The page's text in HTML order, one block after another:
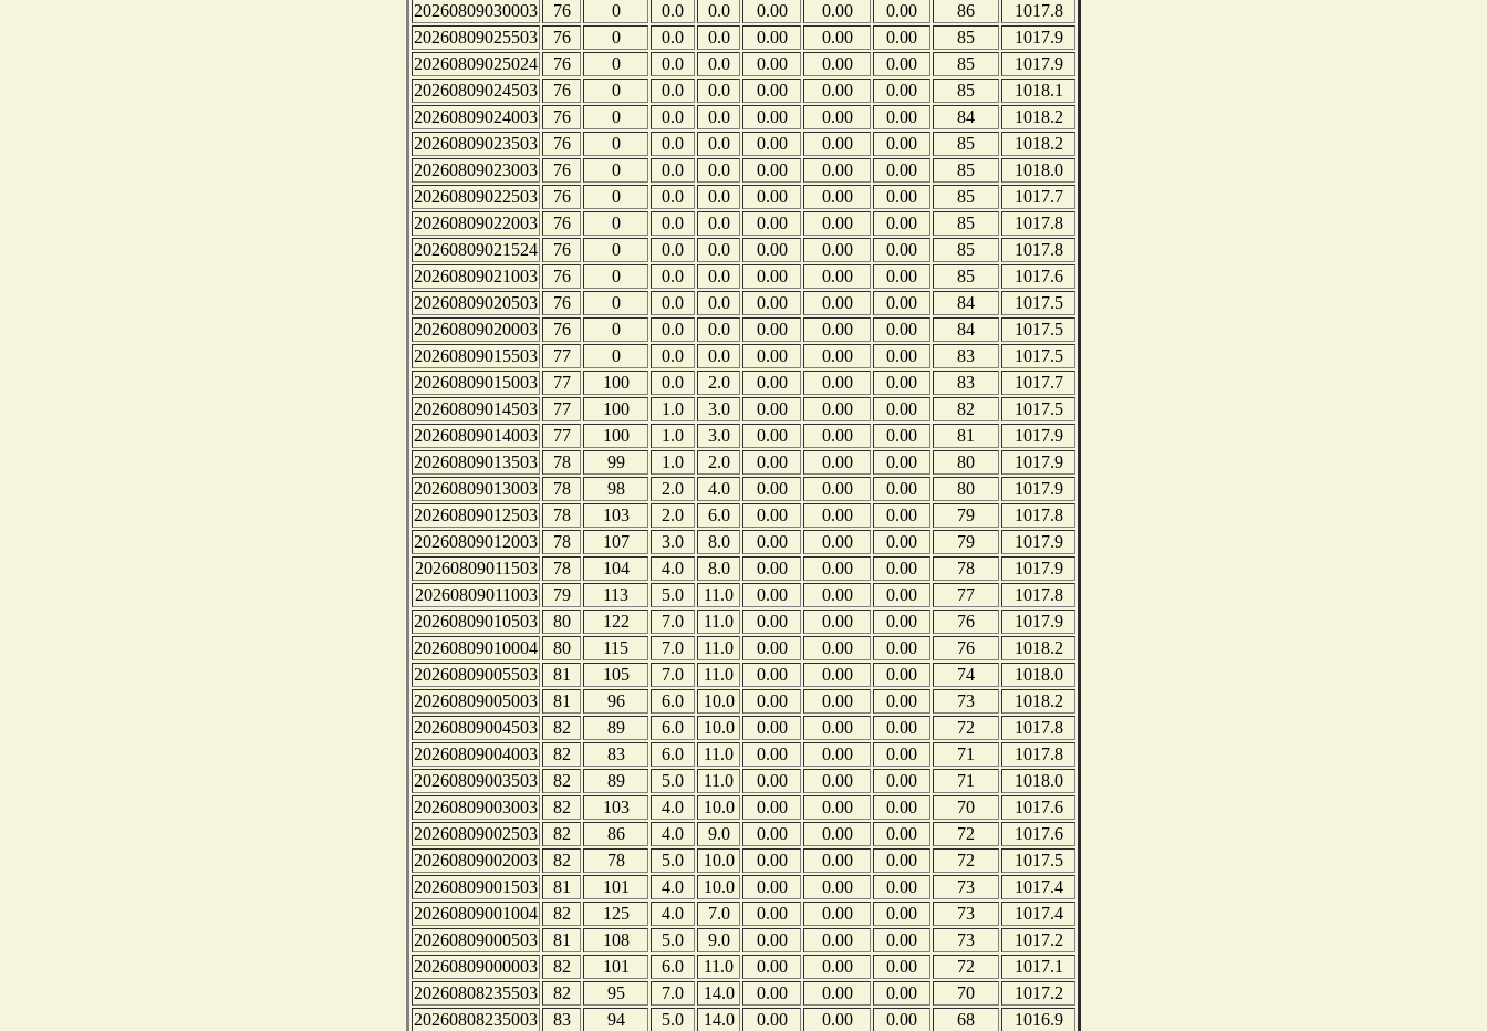
20260809030003
76 0 0.0 0.0 0.00 0.00 0.00 86
1017.8
20260809025503
76 0 0.0 0.0 0.00 0.00 0.00 85
1017.9
20260809025024
76 0 0.0 0.0 0.00 0.00 0.00 85
1017.9
20260809024503
76 0 0.0 0.0 0.00 0.00 0.00 85
1018.1
20260809024003
76 0 0.0 0.0 0.00 0.00 0.00 84
1018.2
20260809023503
76 0 0.0 0.0 0.00 0.00 0.00 85
1018.2
20260809023003
76 0 0.0 0.0 0.00 0.00 0.00 85
1018.0
20260809022503
76 0 0.0 0.0 0.00 0.00 0.00 85
1017.7
20260809022003
76 0 0.0 0.0 0.00 0.00 0.00 85
1017.8
20260809021524
76 0 0.0 0.0 0.00 0.00 0.00 85
1017.8
20260809021003
76 0 0.0 0.0 0.00 0.00 0.00 85
1017.6
20260809020503
76 0 0.0 0.0 0.00 0.00 0.00 84
1017.5
20260809020003
76 0 0.0 0.0 0.00 0.00 0.00 84
1017.5
20260809015503
77 0 0.0 0.0 0.00 0.00 0.00 83
1017.5
20260809015003
77 100 0.0 2.0 0.00 0.00 0.00 83
1017.7
20260809014503
77 100 1.0 3.0 0.00 0.00 0.00 82
1017.5
20260809014003
77 100 1.0 3.0 0.00 0.00 0.00 81
1017.9
20260809013503
78 99 1.0 2.0 0.00 0.00 0.00 80
1017.9
20260809013003
78 98 2.0 4.0 0.00 0.00 0.00 80
1017.9
20260809012503
78 103 2.0 6.0 0.00 0.00 0.00 79
1017.8
20260809012003
78 107 3.0 8.0 0.00 0.00 0.00 79
1017.9
20260809011503
78 104 4.0 8.0 0.00 0.00 0.00 78
1017.9
20260809011003
79 113 5.0 11.0 0.00 0.00 0.00 77
1017.8
20260809010503
80 122 7.0 11.0 0.00 0.00 0.00 76
1017.9
20260809010004
80 115 7.0 11.0 0.00 0.00 0.00 76
1018.2
20260809005503
81 105 7.0 11.0 0.00 0.00 0.00 74
1018.0
20260809005003
81 96 6.0 10.0 0.00 0.00 0.00 73
1018.2
20260809004503
82 89 6.0 10.0 0.00 0.00 0.00 72
1017.8
20260809004003
82 83 6.0 11.0 0.00 0.00 0.00 71
1017.8
20260809003503
82 89 5.0 11.0 0.00 0.00 0.00 71
1018.0
20260809003003
82 103 4.0 10.0 0.00 0.00 0.00 70
1017.6
20260809002503
82 86 4.0 9.0 0.00 0.00 0.00 72
1017.6
20260809002003
82 78 5.0 10.0 0.00 0.00 0.00 72
1017.5
20260809001503
81 101 4.0 10.0 0.00 0.00 0.00 73
1017.4
20260809001004
82 125 4.0 7.0 0.00 0.00 0.00 73
1017.4
20260809000503
81 108 5.0 9.0 0.00 0.00 0.00 73
1017.2
20260809000003
82 101 6.0 11.0 0.00 0.00 0.00 72
1017.1
20260808235503
82 95 7.0 14.0 0.00 0.00 0.00 70
1017.2
20260808235003
83 94 5.0 14.0 0.00 0.00 0.00 68
1016.9